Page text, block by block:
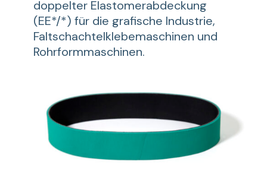
doppelter Elastomerabdeckung
(EE*/*) für die grafische Industrie,
Faltschachtelklebemaschinen und
Rohrformmaschinen.